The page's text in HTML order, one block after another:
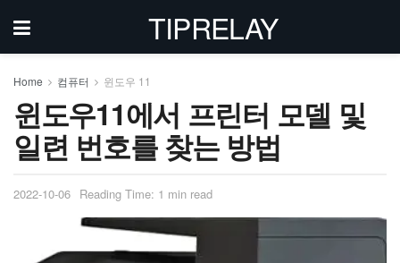
TIPRELAY
Home 컴퓨터 윈도우 11
윈도우11에서 프린터 모델 및
일련 번호를 찾는 방법
2022-10-06 Reading Time: 1 min read